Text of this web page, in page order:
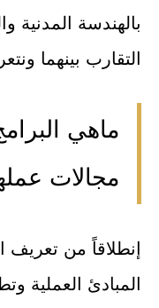
بالهندسة المدنية
التقارب بينهما
ماهي
مجالات
إنطلاقاً من
المبادئ العملية